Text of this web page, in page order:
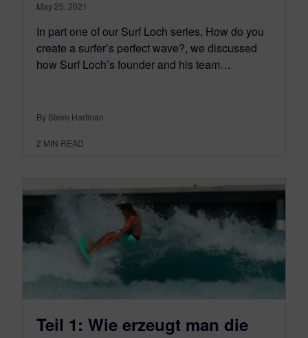
May 25, 2021
In part one of our Surf Loch series, How do you
create a surfer’s perfect wave?, we discussed
how Surf Loch’s founder and his team…
By Steve Hartman
2 MIN READ
Teil 1: Wie erzeugt man die